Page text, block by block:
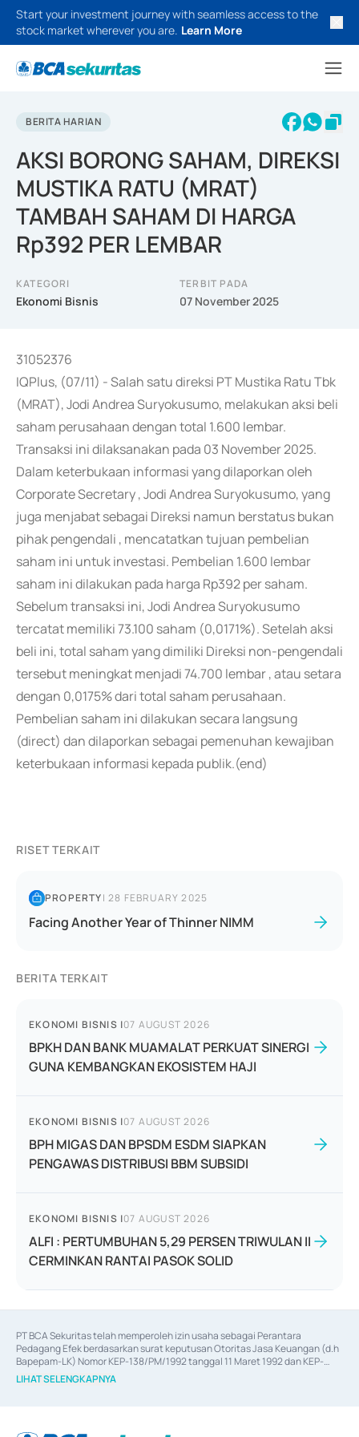
Start your investment journey with seamless access to the
stock market wherever you are. Learn More
BERITA HARIAN
AKSI BORONG SAHAM, DIREKSI
MUSTIKA RATU (MRAT)
TAMBAH SAHAM DI HARGA
Rp392 PER LEMBAR
KATEGORI
Ekonomi Bisnis
TERBIT PADA
07 November 2025
31052376
IQPlus, (07/11) - Salah satu direksi PT Mustika Ratu Tbk
(MRAT), Jodi Andrea Suryokusumo, melakukan aksi beli
saham perusahaan dengan total 1.600 lembar.
Transaksi ini dilaksanakan pada 03 November 2025.
Dalam keterbukaan informasi yang dilaporkan oleh
Corporate Secretary , Jodi Andrea Suryokusumo, yang
juga menjabat sebagai Direksi namun berstatus bukan
pihak pengendali , mencatatkan tujuan pembelian
saham ini untuk investasi. Pembelian 1.600 lembar
saham ini dilakukan pada harga Rp392 per saham.
Sebelum transaksi ini, Jodi Andrea Suryokusumo
tercatat memiliki 73.100 saham (0,0171%). Setelah aksi
beli ini, total saham yang dimiliki Direksi non-pengendali
tersebut meningkat menjadi 74.700 lembar , atau setara
dengan 0,0175% dari total saham perusahaan.
Pembelian saham ini dilakukan secara langsung
(direct) dan dilaporkan sebagai pemenuhan kewajiban
keterbukaan informasi kepada publik.(end)
RISET TERKAIT
PROPERTY|28 FEBRUARY 2025
Facing Another Year of Thinner NIMM
BERITA TERKAIT
EKONOMI BISNIS |07 AUGUST 2026
BPKH DAN BANK MUAMALAT PERKUAT SINERGI
GUNA KEMBANGKAN EKOSISTEM HAJI
EKONOMI BISNIS |07 AUGUST 2026
BPH MIGAS DAN BPSDM ESDM SIAPKAN
PENGAWAS DISTRIBUSI BBM SUBSIDI
EKONOMI BISNIS |07 AUGUST 2026
ALFI : PERTUMBUHAN 5,29 PERSEN TRIWULAN II
CERMINKAN RANTAI PASOK SOLID
PT BCA Sekuritas telah memperoleh izin usaha sebagai Perantara
Pedagang Efek berdasarkan surat keputusan Otoritas Jasa Keuangan (d.h
Bapepam-LK) Nomor KEP-138/PM/1992 tanggal 11 Maret 1992 dan KEP-
06/D.04/2014 tanggal 28 Februari 2014, izin usaha sebagai Penjamin Emisi
Efek berdasarkan surat keputusan Otoritas Jasa Keuangan Nomor KEP-
LIHAT SELENGKAPNYA